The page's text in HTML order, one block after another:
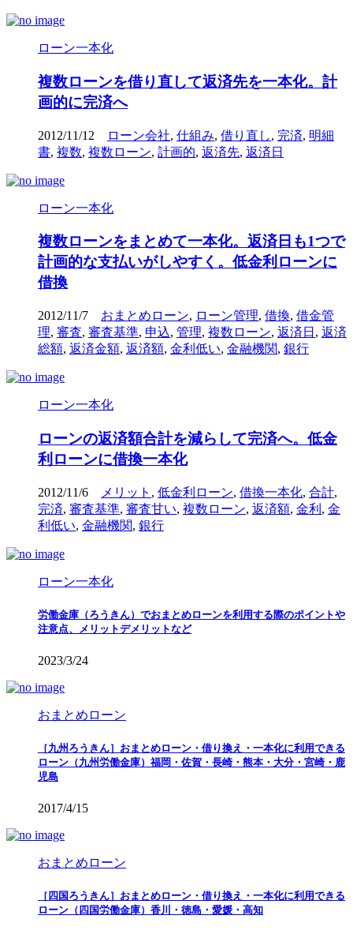
ローン一本化
複数ローンを借り直して返済先を一本化。計
画的に完済へ
2012/11/12 ローン会社, 仕組み, 借り直し, 完済, 明細
書, 複数, 複数ローン, 計画的, 返済先, 返済日
ローン一本化
複数ローンをまとめて一本化。返済日も1つで
計画的な支払いがしやすく。低金利ローンに
借換
2012/11/7 おまとめローン, ローン管理, 借換, 借金管
理, 審査, 審査基準, 申込, 管理, 複数ローン, 返済日 , 返済
総額, 返済金額, 返済額, 金利低い, 金融機関, 銀行
ローン一本化
ローンの返済額合計を減らして完済へ。低金
利ローンに借換一本化
2012/11/6 メリット , 低金利ローン, 借換一本化, 合計,
完済, 審査基準, 審査甘い, 複数ローン, 返済額, 金利 , 金
利低い, 金融機関, 銀行
ローン一本化
労働金庫（ろうきん）でおまとめローンを利用する際のポイントや
注意点、メリットデメリットなど
2023/3/24
おまとめローン
［九州ろうきん］おまとめローン・借り換え・一本化に利用できる
ローン（九州労働金庫）福岡・佐賀・長崎・熊本・大分・宮崎・鹿
児島
2017/4/15
おまとめローン
［四国ろうきん］おまとめローン・借り換え・一本化に利用できる
ローン（四国労働金庫）香川・徳島・愛媛・高知